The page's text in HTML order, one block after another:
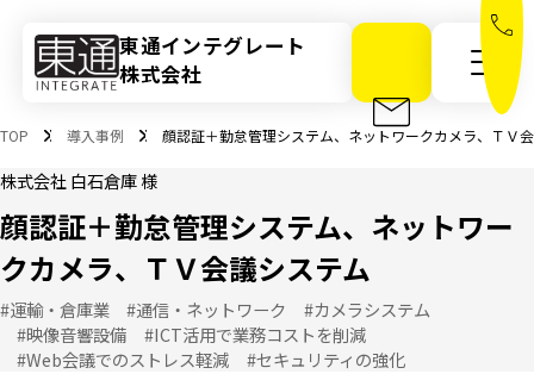
東通インテグレート
株式会社
メニ
TOP 導入事例 顔認証＋勤怠管理システム、ネットワークカメラ、ＴＶ
株式会社 白石倉庫 様
顔認証＋勤怠管理システム、ネットワー
クカメラ、ＴＶ会議システム
#運輸・倉庫業 #通信・ネットワーク
#カメラシステム
#映像音響設備
#ICT活用で業務コストを削減
#Web会議でのストレス軽減
#セキュリティの強化